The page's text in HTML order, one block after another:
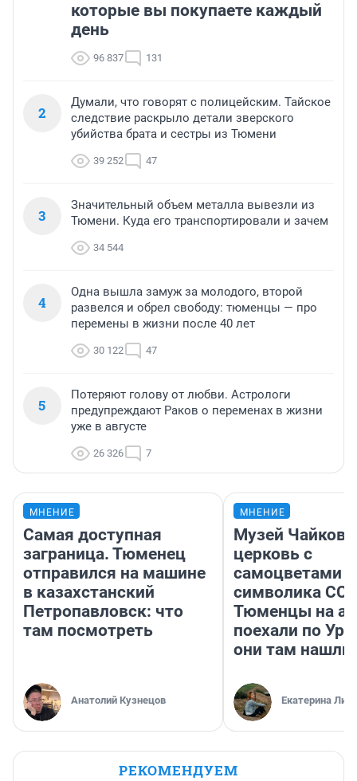
которые вы покупаете каждый
день
96 837 131
2
Думали, что говорят с полицейским. Тайское
следствие раскрыло детали зверского
убийства брата и сестры из Тюмени
39 252 47
3
Значительный объем металла вывезли из
Тюмени. Куда его транспортировали и зачем
34 544
4
Одна вышла замуж за молодого, второй
развелся и обрел свободу: тюменцы — про
перемены в жизни после 40 лет
30 122 47
5
Потеряют голову от любви. Астрологи
предупреждают Раков о переменах в жизни
уже в августе
26 326 7
МНЕНИЕ
Самая доступная
заграница. Тюменец
отправился на машине
в казахстанский
Петропавловск: что
там посмотреть
Анатолий Кузнецов
МНЕНИЕ
Музей
церковь с
самоцветами
символика
Тюменцы на
поехали по
они там нашли
Екатерина
РЕКОМЕНДУЕМ